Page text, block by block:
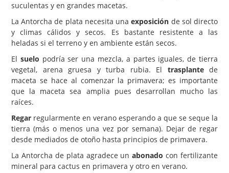
suculentas y en grandes macetas.
La Antorcha de plata necesita unaexposición de sol directo
y climas cálidos y secos. Es bastante resistente a las
heladas si el terreno y en ambiente están secos.
El suelo podría ser una mezcla, a partes iguales, de tierra
vegetal, arena gruesa y turba rubia. El trasplantede
maceta se hace al comenzar la primavera; es importante
que la maceta sea amplia pues desarrollan mucho las
raíces.
Regar regularmente en verano esperando a que se seque la
tierra (más o menos una vez por semana). Dejar de regar
desde mediados de otoño hasta principios de primavera.
La Antorcha de plata agradece unabonado con fertilizante
mineral para cactus en primavera y otro en verano.